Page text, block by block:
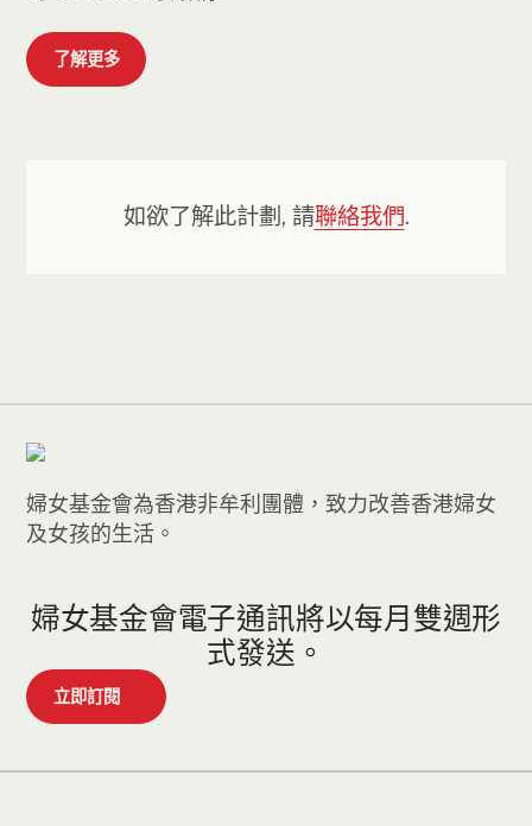
了解更多
如欲了解此計劃, 請聯絡我們.
婦女基金會為香港非牟利團體，致力改善香港婦女
及女孩的生活。
婦女基金會電子通訊將以每月雙週形
式發送。
立即訂閱